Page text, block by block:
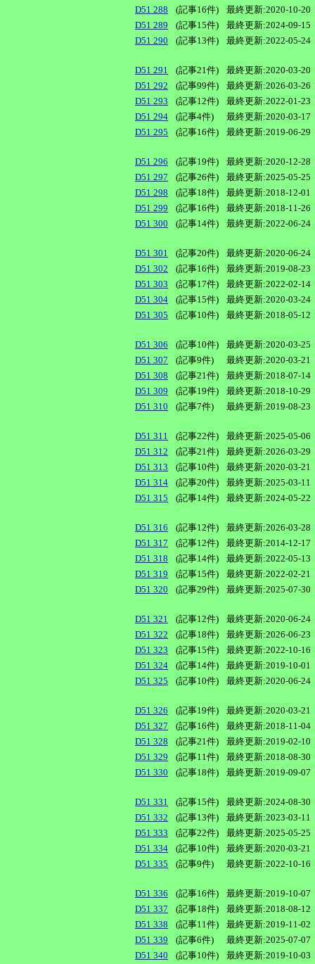
D51 288
(記事16件)
最終更新:2020-10-20
D51 289
(記事15件)
最終更新:2024-09-15
D51 290
(記事13件) 最終更新:2022-05-24
D51 291 (記事21件)
最終更新:2020-03-20
D51 292
(記事99件)
最終更新:2026-03-26
D51 293
(記事12件)
最終更新:2022-01-23
D51 294
(記事4件)
最終更新:2020-03-17
D51 295
(記事16件) 最終更新:2019-06-29
D51 296 (記事19件)
最終更新:2020-12-28
D51 297
(記事26件)
最終更新:2025-05-25
D51 298
(記事18件)
最終更新:2018-12-01
D51 299
(記事16件)
最終更新:2018-11-26
D51 300
(記事14件) 最終更新:2022-06-24
D51 301 (記事20件)
最終更新:2020-06-24
D51 302
(記事16件)
最終更新:2019-08-23
D51 303
(記事17件)
最終更新:2022-02-14
D51 304
(記事15件)
最終更新:2020-03-24
D51 305
(記事10件) 最終更新:2018-05-12
D51 306 (記事10件)
最終更新:2020-03-25
D51 307
(記事9件)
最終更新:2020-03-21
D51 308
(記事21件)
最終更新:2018-07-14
D51 309
(記事19件)
最終更新:2018-10-29
D51 310
(記事7件) 最終更新:2019-08-23
D51 311 (記事22件)
最終更新:2025-05-06
D51 312
(記事21件)
最終更新:2026-03-29
D51 313
(記事10件)
最終更新:2020-03-21
D51 314
(記事20件)
最終更新:2025-03-11
D51 315
(記事14件) 最終更新:2024-05-22
D51 316 (記事12件)
最終更新:2026-03-28
D51 317
(記事12件)
最終更新:2014-12-17
D51 318
(記事14件)
最終更新:2022-05-13
D51 319
(記事15件)
最終更新:2022-02-21
D51 320
(記事29件) 最終更新:2025-07-30
D51 321 (記事12件)
最終更新:2020-06-24
D51 322
(記事18件)
最終更新:2026-06-23
D51 323
(記事15件)
最終更新:2022-10-16
D51 324
(記事14件)
最終更新:2019-10-01
D51 325
(記事10件) 最終更新:2020-06-24
D51 326 (記事19件)
最終更新:2020-03-21
D51 327
(記事16件)
最終更新:2018-11-04
D51 328
(記事21件)
最終更新:2019-02-10
D51 329
(記事11件)
最終更新:2018-08-30
D51 330
(記事18件) 最終更新:2019-09-07
D51 331 (記事15件)
最終更新:2024-08-30
D51 332
(記事13件)
最終更新:2023-03-11
D51 333
(記事22件)
最終更新:2025-05-25
D51 334
(記事10件)
最終更新:2020-03-21
D51 335
(記事9件) 最終更新:2022-10-16
D51 336 (記事16件)
最終更新:2019-10-07
D51 337
(記事18件)
最終更新:2018-08-12
D51 338
(記事11件)
最終更新:2019-11-02
D51 339
(記事6件)
最終更新:2025-07-07
D51 340
(記事10件) 最終更新:2019-10-03